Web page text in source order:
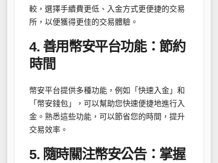
較，選擇手續費更低、入金方式更便捷的交易
所，以便獲得更佳的交易體驗。
4. 善用幣安平台功能：節約
時間
幣安平台提供多種功能，例如「快速入金」和
「幣安錢包」，可以幫助您快速便捷地進行入
金。熟悉這些功能，可以節省您的時間，提升
交易效率。
5. 隨時關注幣安公告：掌握